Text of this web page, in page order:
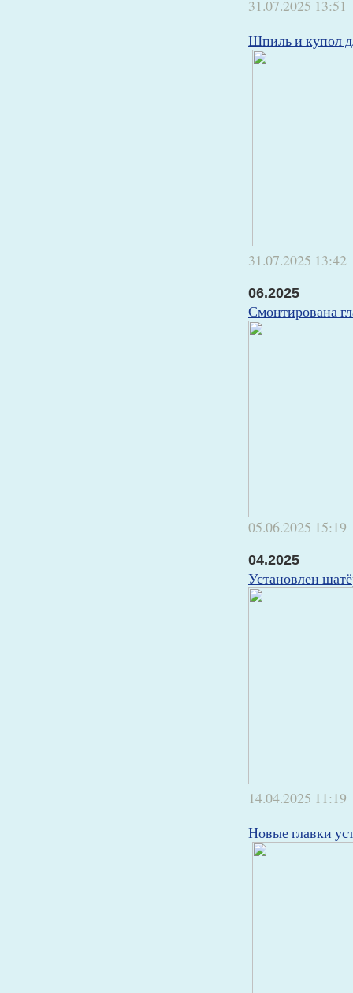
31.07.2025 13:51
Шпиль и купол
31.07.2025 13:42
06.2025
Смонтирована
05.06.2025 15:19
04.2025
Установлен
14.04.2025 11:19
Новые главки